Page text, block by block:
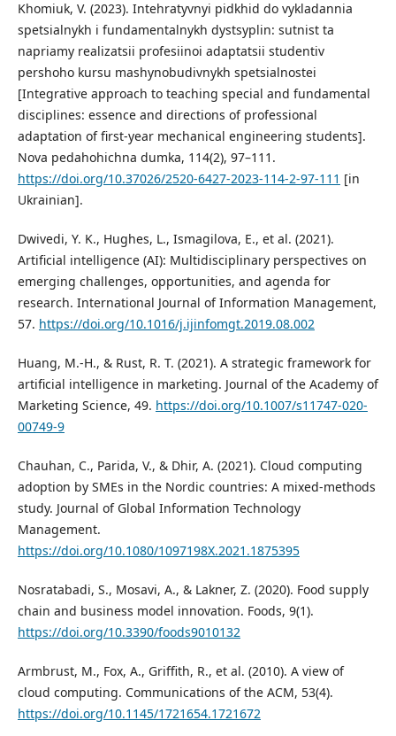
Khomiuk, V. (2023). Intehratyvnyi pidkhid do vykladannia
spetsialnykh i fundamentalnykh dystsyplin: sutnist ta
napriamy realizatsii profesiinoi adaptatsii studentiv
pershoho kursu mashynobudivnykh spetsialnostei
[Integrative approach to teaching special and fundamental
disciplines: essence and directions of professional
adaptation of first-year mechanical engineering students].
Nova pedahohichna dumka, 114(2), 97–111.
https://doi.org/10.37026/2520-6427-2023-114-2-97-111 [in
Ukrainian].
Dwivedi, Y. K., Hughes, L., Ismagilova, E., et al. (2021).
Artificial intelligence (AI): Multidisciplinary perspectives on
emerging challenges, opportunities, and agenda for
research. International Journal of Information Management,
57. https://doi.org/10.1016/j.ijinfomgt.2019.08.002
Huang, M.-H., & Rust, R. T. (2021). A strategic framework for
artificial intelligence in marketing. Journal of the Academy of
Marketing Science, 49. https://doi.org/10.1007/s11747-020-
00749-9
Chauhan, C., Parida, V., & Dhir, A. (2021). Cloud computing
adoption by SMEs in the Nordic countries: A mixed-methods
study. Journal of Global Information Technology
Management.
https://doi.org/10.1080/1097198X.2021.1875395
Nosratabadi, S., Mosavi, A., & Lakner, Z. (2020). Food supply
chain and business model innovation. Foods, 9(1).
https://doi.org/10.3390/foods9010132
Armbrust, M., Fox, A., Griffith, R., et al. (2010). A view of
cloud computing. Communications of the ACM, 53(4).
https://doi.org/10.1145/1721654.1721672